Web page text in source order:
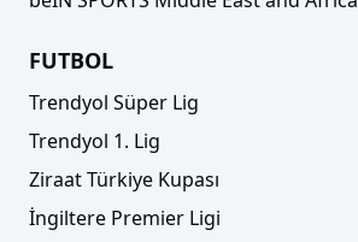
FUTBOL
Trendyol Süper Lig
Trendyol 1. Lig
Ziraat Türkiye Kupası
İngiltere Premier Ligi